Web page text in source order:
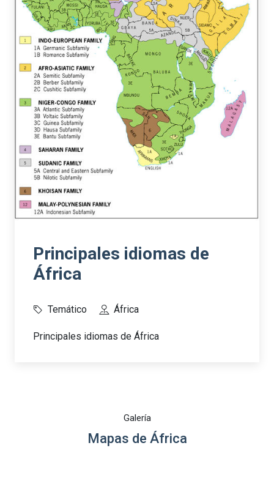
Principales idiomas de
África
Temático África
Principales idiomas de África
Galería
Mapas de África